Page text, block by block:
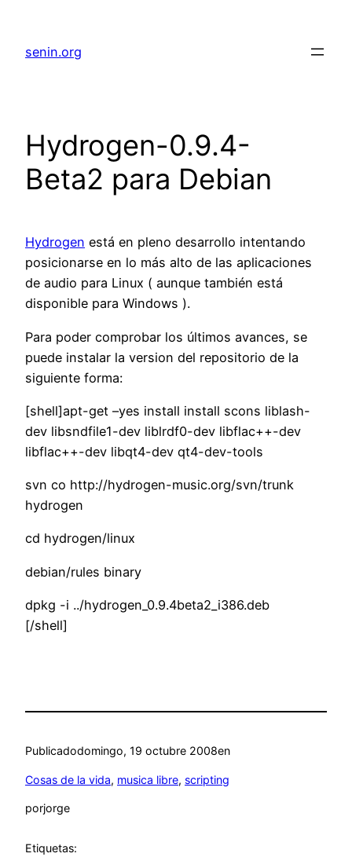
senin.org
Hydrogen-0.9.4-
Beta2 para Debian
Hydrogen está en pleno desarrollo intentando
posicionarse en lo más alto de las aplicaciones
de audio para Linux ( aunque también está
disponible para Windows ).
Para poder comprobar los últimos avances, se
puede instalar la version del repositorio de la
siguiente forma:
[shell]apt-get –yes install install scons liblash-
dev libsndfile1-dev liblrdf0-dev libflac++-dev
libflac++-dev libqt4-dev qt4-dev-tools
svn co http://hydrogen-music.org/svn/trunk
hydrogen
cd hydrogen/linux
debian/rules binary
dpkg -i ../hydrogen_0.9.4beta2_i386.deb
[/shell]
Publicadodomingo, 19 octubre 2008en
Cosas de la vida, musica libre, scripting
porjorge
Etiquetas: